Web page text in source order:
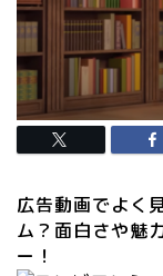
広告動画でよく
ム？面白さや魅
ー！